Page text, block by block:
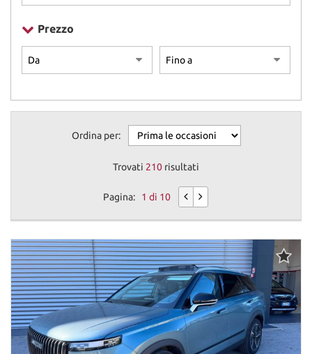
Prezzo
Ordina per:
Trovati 210 risultati
Pagina: 1 di 10